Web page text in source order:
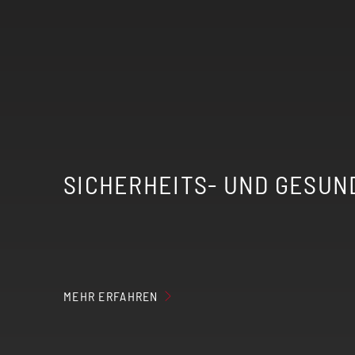
SICHERHEITS- UND
Der erzeugte Nebel der elektrischen
MEHR ERFAHREN